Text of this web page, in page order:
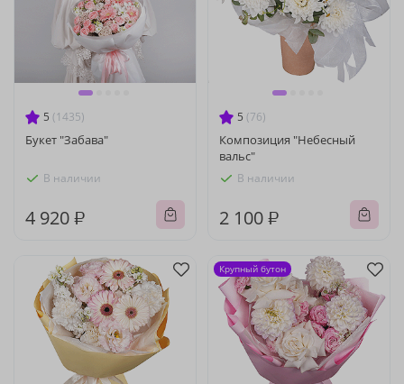
5 (1435)
Букет "Забава"
В наличии
4 920 ₽
5 (76)
Композиция "Небесный
вальс"
В наличии
2 100 ₽
Крупный бутон